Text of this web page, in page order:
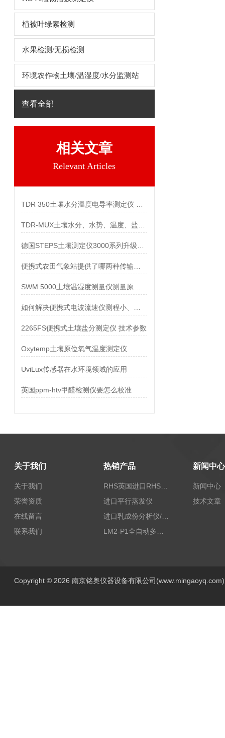
植被叶绿素检测
水果检测/无损检测
环境农作物土壤/温湿度/水分监测站
查看全部
相关文章
Relevant Articles
2265FS便携式土壤盐分测定仪 技术参数
Oxytemp土壤原位氧气温度测定仪
UviLux传感器在水环境领域的应用
英国ppm-htv甲醛检测仪要怎么校准
关于我们
关于我们
荣誉资质
在线留言
联系我们
热销产品
RHS英国进口RHS植物标准比色卡
进口平行蒸发仪
进口乳成份分析仪/乳品分析仪
新闻中心
新闻中心
技术文章
Copyright © 2026 南京铭奥仪器设备有限公司